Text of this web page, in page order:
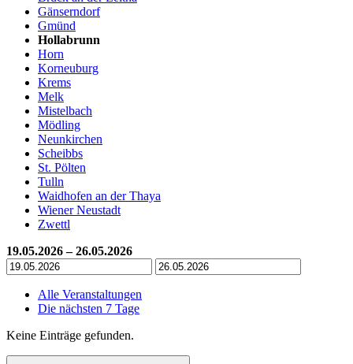
Gänserndorf
Gmünd
Hollabrunn
Horn
Korneuburg
Krems
Melk
Mistelbach
Mödling
Neunkirchen
Scheibbs
St. Pölten
Tulln
Waidhofen an der Thaya
Wiener Neustadt
Zwettl
19.05.2026 – 26.05.2026
Alle Veranstaltungen
Die nächsten 7 Tage
Keine Einträge gefunden.